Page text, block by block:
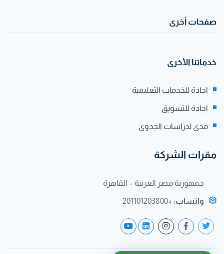
صفحات أخرى
خدماتنا الأخرى
اجادة للخدمات التعليمية
اجادة للتسويق
مدى لدراسات الجدوى
مقرات الشركة
جمهورية مصر العربية – القاهرة
واتساب: +201101203800